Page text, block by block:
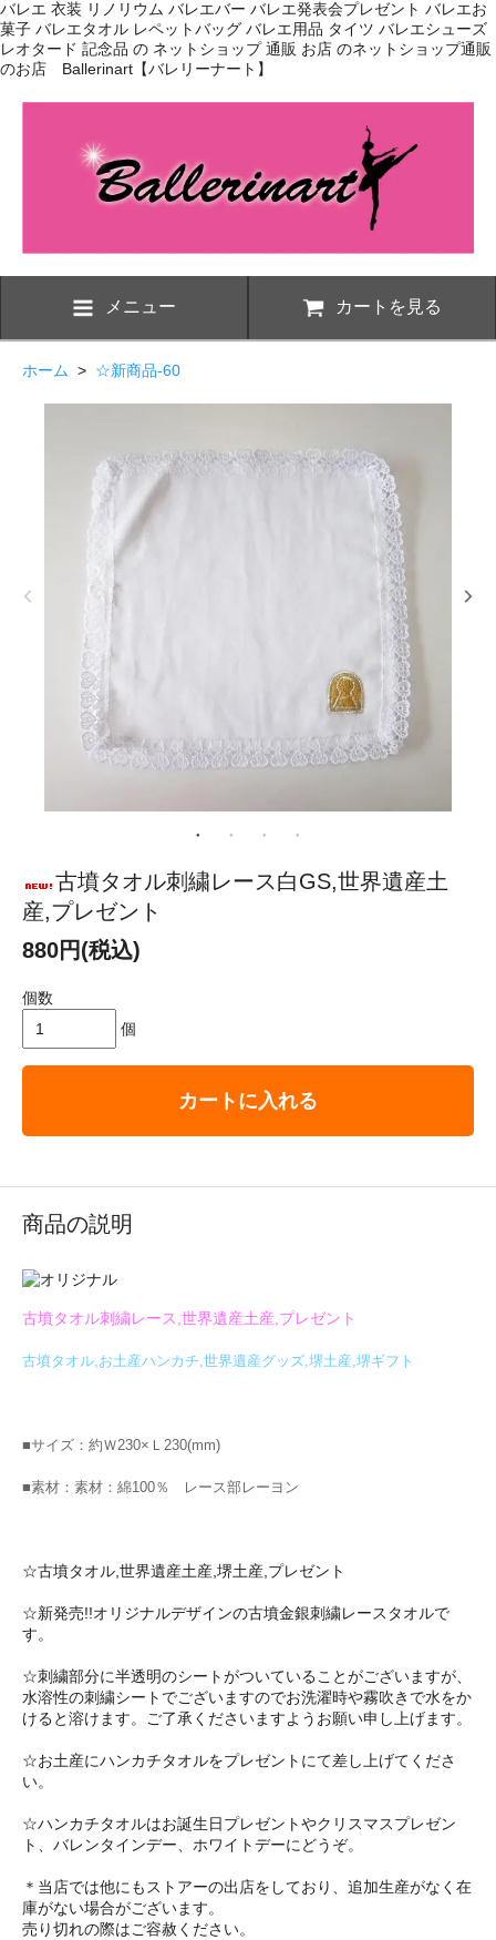
バレエ 衣装 リノリウム バレエバー バレエ発表会プレゼント バレエお
菓子 バレエタオル レペットバッグ バレエ用品 タイツ バレエシューズ
レオタード 記念品 の ネットショップ 通販 お店 のネットショップ通販
のお店 Ballerinart【バレリーナート】
メニュー カートを見る
ホーム > ☆新商品-60
古墳タオル刺繍レース白GS,世界遺産土
産,プレゼント
880円(税込)
個数
個
カートに入れる
商品の説明
古墳タオル刺繍レース,世界遺産土産,プレゼント
古墳タオル,お土産ハンカチ,世界遺産グッズ,堺土産,堺ギフト
■サイズ：約Ｗ230×Ｌ230(mm)
■素材：素材：綿100％ レース部レーヨン
☆古墳タオル,世界遺産土産,堺土産,プレゼント
☆新発売!!オリジナルデザインの古墳金銀刺繍レースタオルで
す。
☆刺繍部分に半透明のシートがついていることがございますが、
水溶性の刺繍シートでございますのでお洗濯時や霧吹きで水をか
けると溶けます。ご了承くださいますようお願い申し上げます。
☆お土産にハンカチタオルをプレゼントにて差し上げてくださ
い。
☆ハンカチタオルはお誕生日プレゼントやクリスマスプレゼン
ト、バレンタインデー、ホワイトデーにどうぞ。
＊当店では他にもストアーの出店をしており、追加生産がなく在
庫がない場合がございます。
売り切れの際はご容赦ください。